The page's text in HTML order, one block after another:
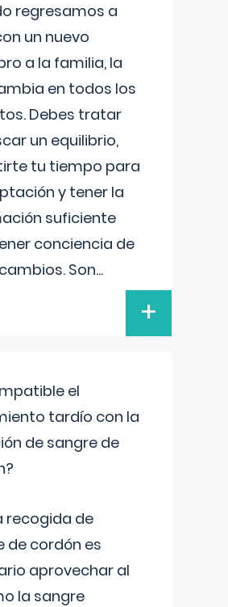
regresamos a
un nuevo
a la familia, la
en todos los
Debes tratar
un equilibrio,
tu tiempo para
y tener la
suficiente
conciencia de
Son...
+
el
tardío con la
de sangre de
recogida de
de cordón es
aprovechar al
la sangre